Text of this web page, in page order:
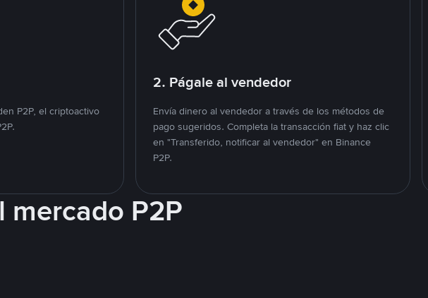
P2P, el criptoactivo
2. Págale al vendedor
Envía dinero al vendedor a través de los métodos de
pago sugeridos. Completa la transacción fiat y haz clic
en "Transferido, notificar al vendedor" en Binance
P2P.
mercado P2P